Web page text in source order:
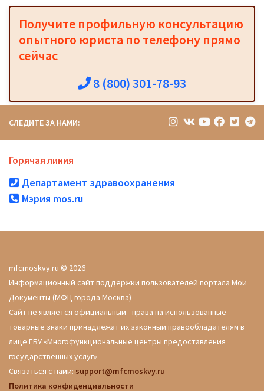
Получите профильную консультацию
опытного юриста по телефону прямо
сейчас
8 (800) 301-78-93
СЛЕДИТЕ ЗА НАМИ:
Горячая линия
Департамент здравоохранения
Мэрия mos.ru
mfcmoskvy.ru © 2026
Информационный сайт поддержки пользователей портала Мои
Документы (МФЦ города Москва)
Сайт не является официальным - права на использованные
товарные знаки принадлежат их законным правообладателям в
лице ГБУ «Многофункциональные центры предоставления
государственных услуг»
Связаться с нами: support@mfcmoskvy.ru
Политика конфиденциальности